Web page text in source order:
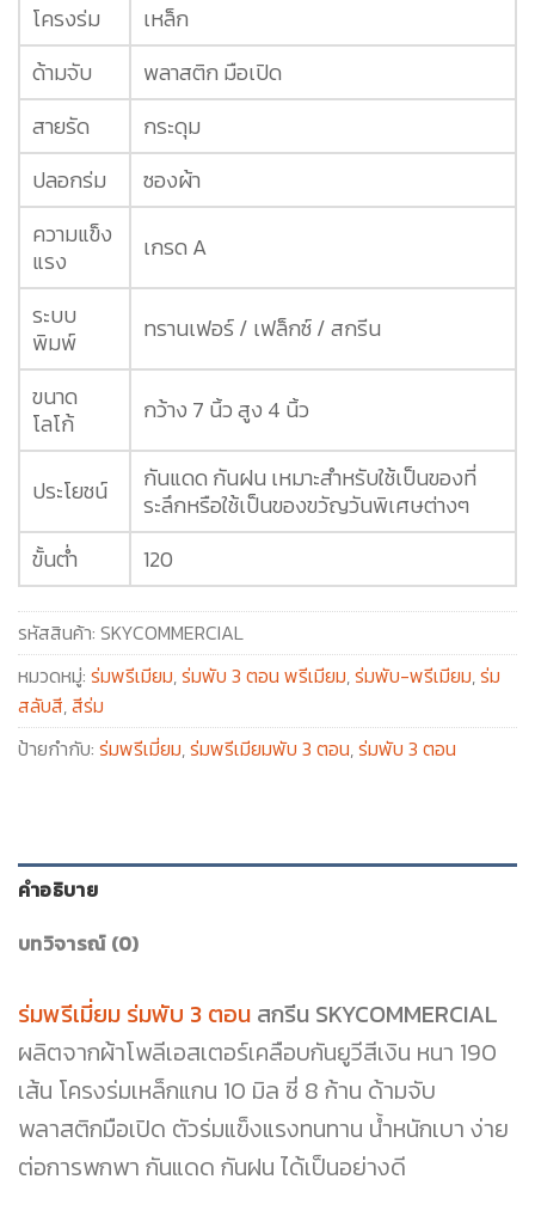
โครงร่ม
เหล็ก
ด้ามจับ
พลาสติก มือเปิด
สายรัด
กระดุม
ปลอกร่ม
ซองผ้า
ความแข็ง
แรง
เกรด A
ระบบ
พิมพ์
ทรานเฟอร์ / เฟล็กซ์ / สกรีน
ขนาด
โลโก้
กว้าง 7 นิ้ว สูง 4 นิ้ว
ประโยชน์
กันแดด กันฝน เหมาะสำหรับใช้เป็นของที่
ระลึกหรือใช้เป็นของขวัญวันพิเศษต่างๆ
ขั้นต่ำ
120
รหัสสินค้า: SKYCOMMERCIAL
หมวดหมู่: ร่มพรีเมียม,ร่มพับ 3 ตอน พรีเมียม,ร่มพับ-พรีเมียม,ร่ม
สลับสี,สีร่ม
ป้ายกำกับ: ร่มพรีเมี่ยม,ร่มพรีเมียมพับ 3 ตอน,ร่มพับ 3 ตอน
คำอธิบาย
บทวิจารณ์ (0)
ร่มพรีเมี่ยม ร่มพับ 3 ตอน สกรีน SKYCOMMERCIAL
ผลิตจากผ้าโพลีเอสเตอร์เคลือบกันยูวีสีเงิน หนา 190
เส้น โครงร่มเหล็กแกน 10 มิล ซี่ 8 ก้าน ด้ามจับ
พลาสติกมือเปิด ตัวร่มแข็งแรงทนทาน น้ำหนักเบา ง่าย
ต่อการพกพา กันแดด กันฝน ได้เป็นอย่างดี